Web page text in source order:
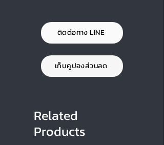
ติดต่อทาง LINE
เก็บคูปองส่วนลด
Related
Products